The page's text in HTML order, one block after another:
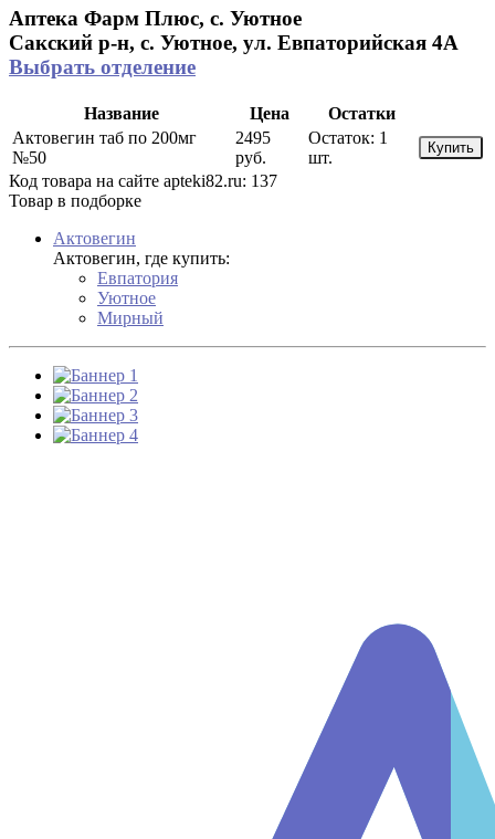
Аптека Фарм Плюс, с. Уютное
Сакский р-н, с. Уютное, ул. Евпаторийская 4А
Выбрать отделение
Название Цена
Остатки
Актовегин таб по 200мг
№50
2495
руб.
Остаток: 1
шт.
Купить
Код товара на сайте apteki82.ru: 137
Товар в подборке
Актовегин
Актовегин, где купить:
Евпатория
Уютное
Мирный